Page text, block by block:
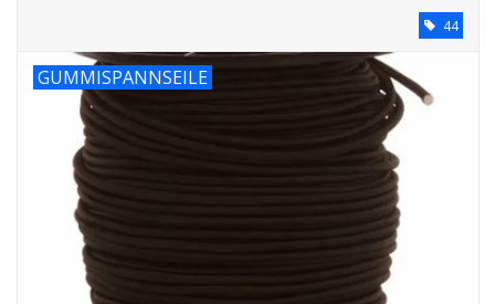
44
GUMMISPANNSEILE